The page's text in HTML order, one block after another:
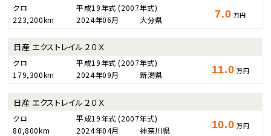
クロ 平成19年式(2007年式)
223,200km
2024年06月 大分県 7.0 万円
日産 エクストレイル ２０Ｘ
クロ 平成19年式(2007年式)
179,300km
2024年09月 新潟県 11.0 万円
日産 エクストレイル ２０Ｘ
クロ 平成19年式(2007年式)
80,800km
2024年04月 神奈川県 10.0 万円